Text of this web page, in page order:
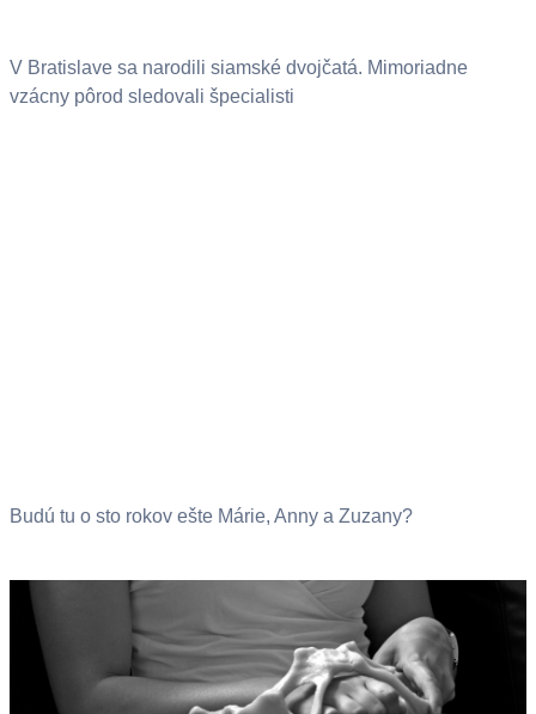
V Bratislave sa narodili siamské dvojčatá. Mimoriadne
vzácny pôrod sledovali špecialisti
Budú tu o sto rokov ešte Márie, Anny a Zuzany?